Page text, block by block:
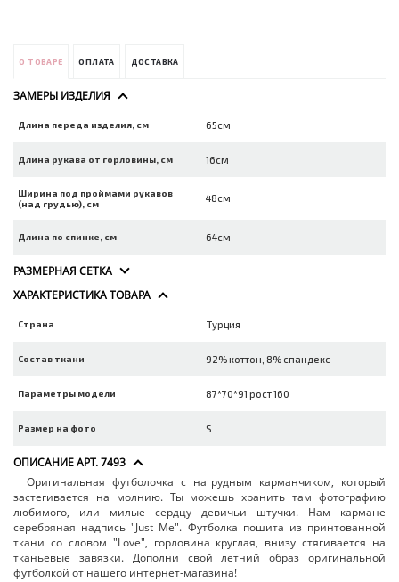
О ТОВАРЕ ОПЛАТА ДОСТАВКА
ЗАМЕРЫ ИЗДЕЛИЯ
Длина переда изделия, см 65см
Длина рукава от горловины, см 16см
Ширина под проймами рукавов
(над грудью), см
48см
Длина по спинке, см 64см
РАЗМЕРНАЯ СЕТКА
ХАРАКТЕРИСТИКА ТОВАРА
Страна Турция
Состав ткани 92% коттон, 8% спандекс
Параметры модели 87*70*91 рост 160
Размер на фото S
ОПИСАНИЕ АРТ. 7493
Оригинальная футболочка с нагрудным карманчиком, который
застегивается на молнию. Ты можешь хранить там фотографию
любимого, или милые сердцу девичьи штучки. Нам кармане
серебряная надпись "Just Me". Футболка пошита из принтованной
ткани со словом "Love", горловина круглая, внизу стягивается на
тканьевые завязки. Дополни свой летний образ оригинальной
футболкой от нашего интернет-магазина!